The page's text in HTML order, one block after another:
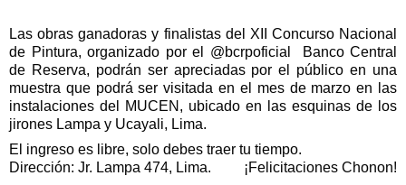
Las obras ganadoras y finalistas del XII Concurso Nacional
de Pintura, organizado por el @bcrpoficial  Banco Central
de Reserva, podrán ser apreciadas por el público en una
muestra que podrá ser visitada en el mes de marzo en las
instalaciones del MUCEN, ubicado en las esquinas de los
jirones Lampa y Ucayali, Lima.
El ingreso es libre, solo debes traer tu tiempo.
Dirección: Jr. Lampa 474, Lima.         ¡Felicitaciones Chonon!